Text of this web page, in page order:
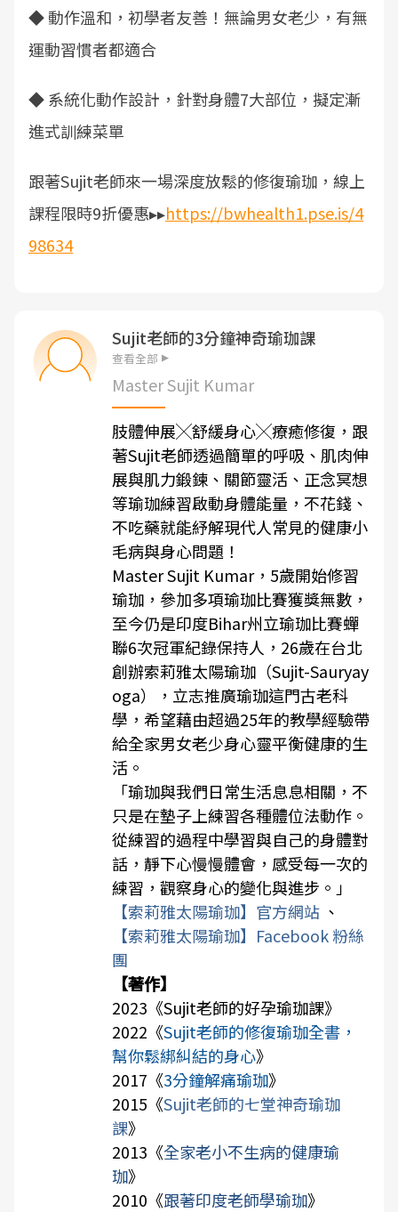
◆ 動作溫和，初學者友善！無論男女老少，有無
運動習慣者都適合
◆ 系統化動作設計，針對身體7大部位，擬定漸
進式訓練菜單
跟著Sujit老師來一場深度放鬆的修復瑜珈，線上
課程限時9折優惠▸▸https://bwhealth1.pse.is/4
98634
Sujit老師的3分鐘神奇瑜珈課
查看全部
Master Sujit Kumar
肢體伸展╳舒緩身心╳療癒修復，跟
著Sujit老師透過簡單的呼吸、肌肉伸
展與肌力鍛鍊、關節靈活、正念冥想
等瑜珈練習啟動身體能量，不花錢、
不吃藥就能紓解現代人常見的健康小
毛病與身心問題！
Master Sujit Kumar，5歲開始修習
瑜珈，參加多項瑜珈比賽獲獎無數，
至今仍是印度Bihar州立瑜珈比賽蟬
聯6次冠軍紀錄保持人，26歲在台北
創辦索莉雅太陽瑜珈（Sujit-Sauryay
oga），立志推廣瑜珈這門古老科
學，希望藉由超過25年的教學經驗帶
給全家男女老少身心靈平衡健康的生
活。
「瑜珈與我們日常生活息息相關，不
只是在墊子上練習各種體位法動作。
從練習的過程中學習與自己的身體對
話，靜下心慢慢體會，感受每一次的
練習，觀察身心的變化與進步。」
【索莉雅太陽瑜珈】官方網站 、
【索莉雅太陽瑜珈】Facebook 粉絲
團
【著作】
2023《Sujit老師的好孕瑜珈課》
2022《Sujit老師的修復瑜珈全書，
幫你鬆綁糾結的身心》
2017《3分鐘解痛瑜珈》
2015《Sujit老師的七堂神奇瑜珈
課》
2013《全家老小不生病的健康瑜
珈》
2010《跟著印度老師學瑜珈》